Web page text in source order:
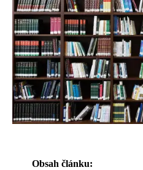
Obsah článku: